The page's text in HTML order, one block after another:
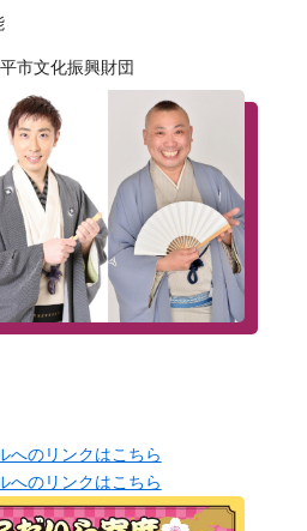
市文化振興財団
へのリンクはこちら
へのリンクはこちら